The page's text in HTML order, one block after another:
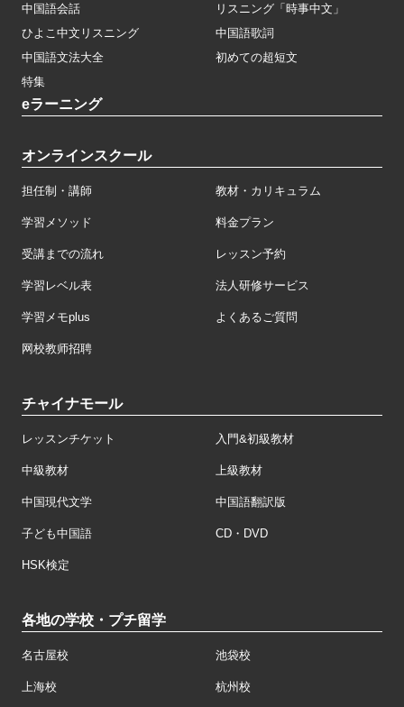
中国語会話
リスニング「時事中文」
ひよこ中文リスニング
中国語歌詞
中国語文法大全
初めての超短文
特集
eラーニング
オンラインスクール
担任制・講師 教材・カリキュラム
学習メソッド 料金プラン
受講までの流れ レッスン予約
学習レベル表 法人研修サービス
学習メモplus よくあるご質問
网校教师招聘
チャイナモール
レッスンチケット 入門&初級教材
中級教材 上級教材
中国現代文学 中国語翻訳版
子ども中国語 CD・DVD
HSK検定
各地の学校・プチ留学
名古屋校 池袋校
上海校 杭州校